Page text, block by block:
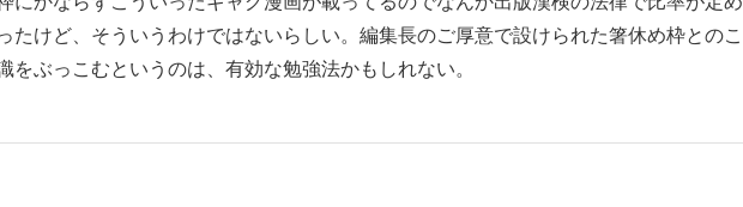
たけど、そういうわけではないらしい。編集長のご厚意で設けられた箸休め枠とのこ
をぶっこむというのは、有効な勉強法かもしれない。